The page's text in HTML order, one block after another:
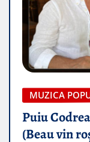
MUZICA
Puiu
(Beau vin